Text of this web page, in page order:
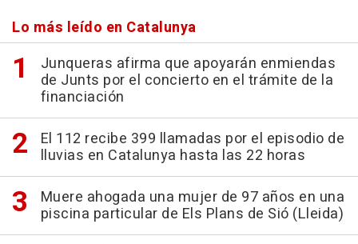
Lo más leído en Catalunya
Junqueras afirma que apoyarán enmiendas
de Junts por el concierto en el trámite de la
financiación
El 112 recibe 399 llamadas por el episodio de
lluvias en Catalunya hasta las 22 horas
Muere ahogada una mujer de 97 años en una
piscina particular de Els Plans de Sió (Lleida)